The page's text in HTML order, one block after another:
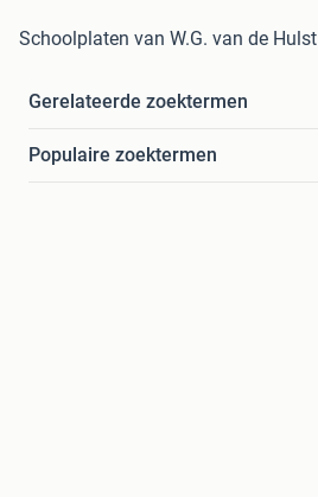
Schoolplaten van W.G. van de Hulst
Gerelateerde zoektermen
Populaire zoektermen